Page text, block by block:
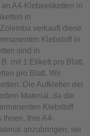
A4-Klebeetiketten in
in
verkauft diese
Klebstoff in
sind in
mit 1 Etikett pro Blatt,
pro Blatt. Wir
Die Aufkleber der
Material, da die
Klebstoff
Ihnen, Ihre A4-
anzubringen, sei